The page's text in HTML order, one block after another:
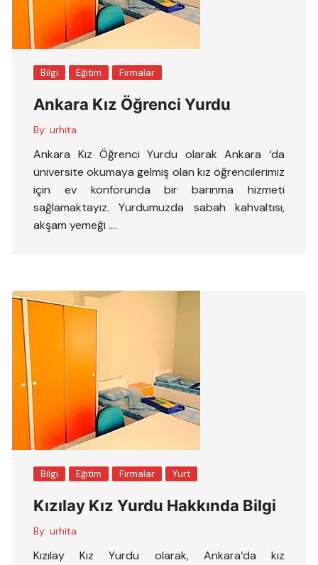
Bilgi Eğitim Firmalar
Ankara Kız Öğrenci Yurdu
By: urhita
Ankara Kız Öğrenci Yurdu olarak Ankara ‘da
üniversite okumaya gelmiş olan kız öğrencilerimiz
için ev konforunda bir barınma hizmeti
sağlamaktayız. Yurdumuzda sabah kahvaltısı,
akşam yemeği ….
Bilgi Eğitim Firmalar Yurt
Kızılay Kız Yurdu Hakkında Bilgi
By: urhita
Kızılay Kız Yurdu olarak, Ankara‘da kız